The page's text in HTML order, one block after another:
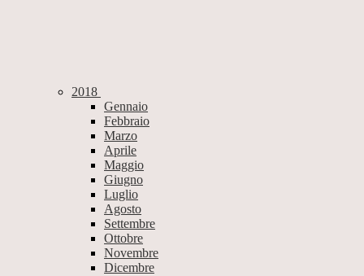
2018
Gennaio
Febbraio
Marzo
Aprile
Maggio
Giugno
Luglio
Agosto
Settembre
Ottobre
Novembre
Dicembre